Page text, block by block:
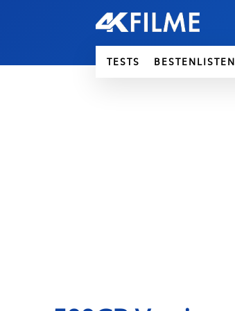
TESTS BESTENLISTEN